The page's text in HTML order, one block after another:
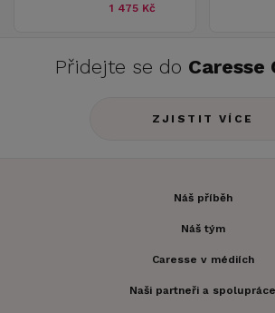
1 475 Kč
Přidejte se do Caresse
ZJISTIT VÍCE
Náš příběh
Náš tým
Caresse v médiích
Naši partneři a spolupráce